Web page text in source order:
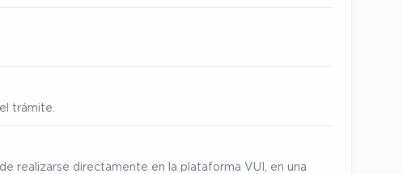
trámite.
realizarse directamente en la plataforma VUI, en una